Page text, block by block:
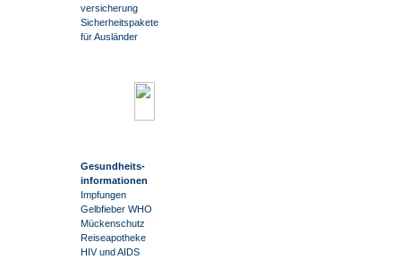
versicherung
Sicherheitspakete
für Ausländer
Gesundheits-
informationen
Impfungen
Gelbfieber WHO
Mückenschutz
Reiseapotheke
HIV und AIDS